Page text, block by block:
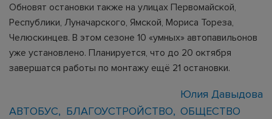
Обновят остановки также на улицах Первомайской,
Республики, Луначарского, Ямской, Мориса Тореза,
Челюскинцев. В этом сезоне 10 «умных» автопавильонов
уже установлено. Планируется, что до 20 октября
завершатся работы по монтажу ещё 21 остановки.
Юлия Давыдова
АВТОБУС
БЛАГОУСТРОЙСТВО ОБЩЕСТВО